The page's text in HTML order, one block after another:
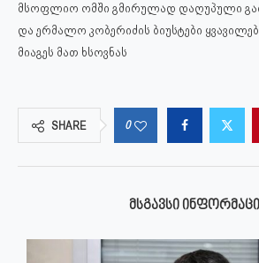
მსოფლიო ომში გმირულად დაღუპული
და ერმალო კობერიძის ბიუსტები
მიაგეს მათ ხსოვნას
SHARE 0
ᲛᲡᲒᲐᲕᲡᲘ